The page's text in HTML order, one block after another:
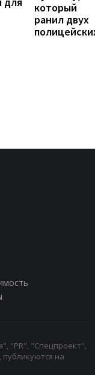
который
ранил двух
"PR", "Спецпроект",
на